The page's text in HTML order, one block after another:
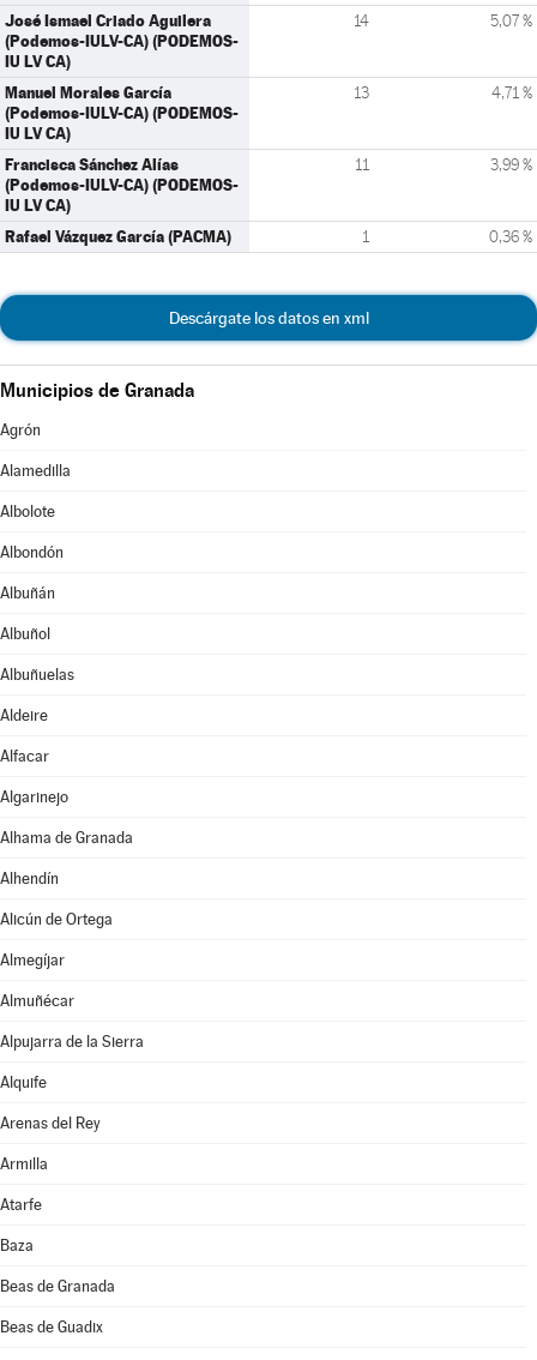
José Ismael Criado Aguilera
(Podemos-IULV-CA) (PODEMOS-
IU LV CA)
14 5,07 %
Manuel Morales García
(Podemos-IULV-CA) (PODEMOS-
IU LV CA)
13 4,71 %
Francisca Sánchez Alías
(Podemos-IULV-CA) (PODEMOS-
IU LV CA)
11 3,99 %
Rafael Vázquez García (PACMA) 1 0,36 %
Descárgate los datos en xml
Municipios de Granada
Agrón
Alamedilla
Albolote
Albondón
Albuñán
Albuñol
Albuñuelas
Aldeire
Alfacar
Algarinejo
Alhama de Granada
Alhendín
Alicún de Ortega
Almegíjar
Almuñécar
Alpujarra de la Sierra
Alquife
Arenas del Rey
Armilla
Atarfe
Baza
Beas de Granada
Beas de Guadix